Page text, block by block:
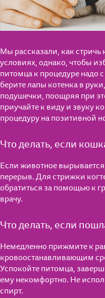
Сухие
Особое
Для
Играем
Играем
Мы рассказали, как
условиях, однако, чтобы
питомца к процедуре надо
берите лапы котенка в
подушечки, поощряя при
приучайте к виду и звуку
процедуру на позитивной
Что делать, если
Если животное
перерыв. Для стрижки
обратиться за помощью к
врачу.
Что делать, если
Немедленно прижмите к
кровоостанавливающим
Успокойте питомца,
ему некомфортно. Не
спирт.